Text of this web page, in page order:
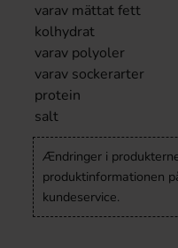
varav mättat fett
kolhydrat
varav polyoler
varav sockerarter
protein
salt
Ændringer i
produktinformationen
kundeservice.